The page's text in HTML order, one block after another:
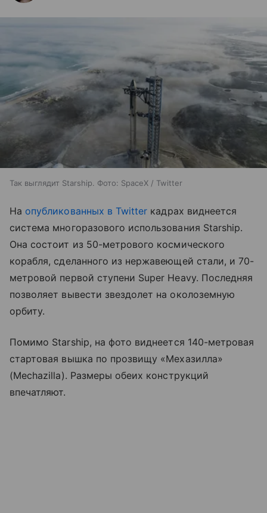
Так выглядит Starship. Фото: SpaceX / Twitter
На опубликованных в Twitter кадрах виднеется
система многоразового использования Starship.
Она состоит из 50-метрового космического
корабля, сделанного из нержавеющей стали, и 70-
метровой первой ступени Super Heavy. Последняя
позволяет вывести звездолет на околоземную
орбиту.
Помимо Starship, на фото виднеется 140-метровая
стартовая вышка по прозвищу «Мехазилла»
(Mechazilla). Размеры обеих конструкций
впечатляют.